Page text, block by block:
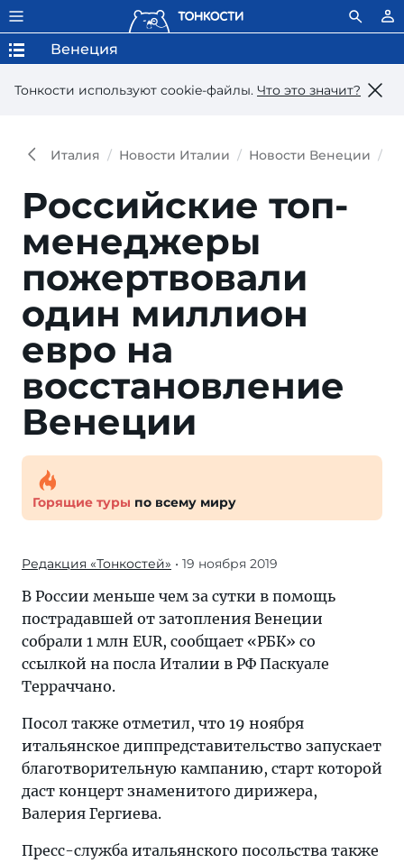
Тонкости используют сookie-файлы. Что это значит?
Венеция
Италия Новости Италии Новости Венеции
Российские топ-
менеджеры
пожертвовали
один миллион
евро на
восстановление
Венеции
Горящие туры по всему миру
Редакция «Тонкостей» • 19 ноября 2019
В России меньше чем за сутки в помощь
пострадавшей от затопления Венеции
собрали 1 млн EUR, сообщает «РБК» со
ссылкой на посла Италии в РФ Паскуале
Терраччано.
Посол также отметил, что 19 ноября
итальянское диппредставительство запускает
благотворительную кампанию, старт которой
даст концерт знаменитого дирижера,
Валерия Гергиева.
Пресс-служба итальянского посольства также